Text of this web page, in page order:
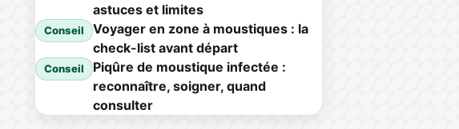
astuces et limites
Conseil
Voyager en zone à moustiques : la
check-list avant départ
Conseil
Piqûre de moustique infectée :
reconnaître, soigner, quand
consulter